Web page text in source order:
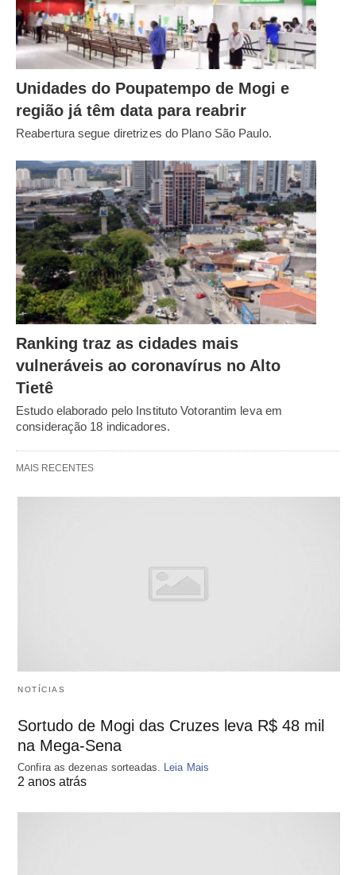
Unidades do Poupatempo de Mogi e
região já têm data para reabrir
Reabertura segue diretrizes do Plano São Paulo.
Ranking traz as cidades mais
vulneráveis ao coronavírus no Alto
Tietê
Estudo elaborado pelo Instituto Votorantim leva em
consideração 18 indicadores.
MAIS RECENTES
NOTÍCIAS
Sortudo de Mogi das Cruzes leva R$ 48 mil
na Mega-Sena
Confira as dezenas sorteadas. Leia Mais
2 anos atrás